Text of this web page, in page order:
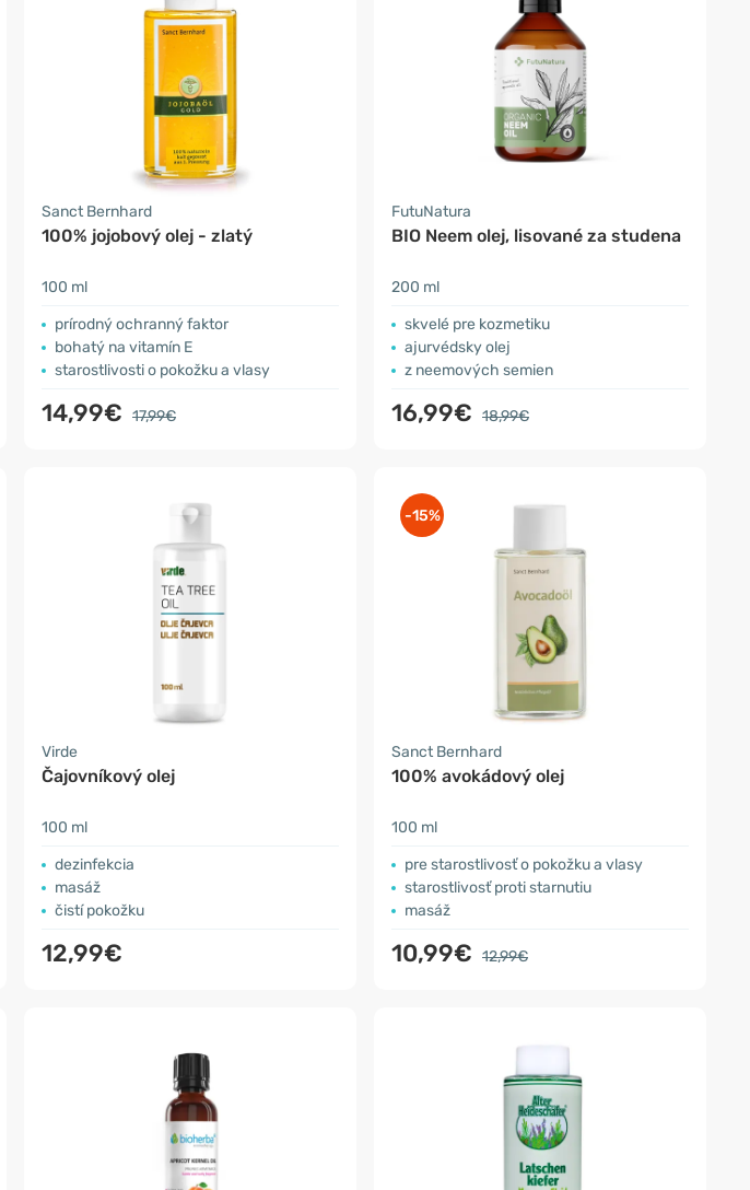
Sanct Bernhard
100% jojobový olej - zlatý
100 ml
prírodný ochranný faktor
bohatý na vitamín E
starostlivosti o pokožku a vlasy
14,99€ 17,99€
FutuNatura
BIO Neem olej, lisované za studena
200 ml
skvelé pre kozmetiku
ajurvédsky olej
z neemových semien
16,99€ 18,99€
Virde
Čajovníkový olej
100 ml
dezinfekcia
masáž
čistí pokožku
12,99€
-15%
Sanct Bernhard
100% avokádový olej
100 ml
pre starostlivosť o pokožku a vlasy
starostlivosť proti starnutiu
masáž
10,99€ 12,99€